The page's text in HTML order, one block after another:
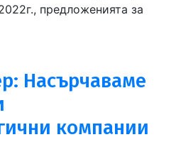
предложенията за
Насърчаваме
компании